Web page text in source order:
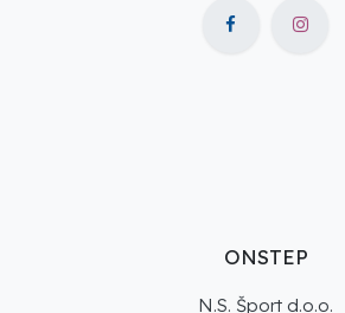
ONSTEP
N.S. Šport d.o.o.